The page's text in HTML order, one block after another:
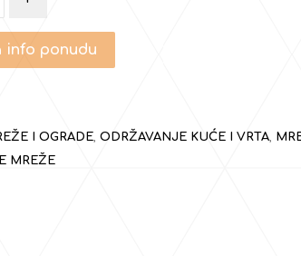
info ponudu
I OGRADE, ODRŽAVANJE KUĆE I VRTA,
MREŽE